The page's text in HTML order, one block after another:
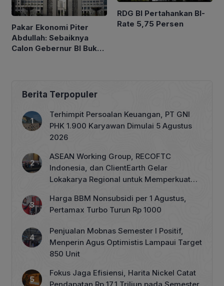
Pakar Ekonomi Piter
Abdullah: Sebaiknya
Calon Gebernur BI Bukan
RDG BI Pertahankan BI-
Rate 5,75 Persen
Berita Terpopuler
Terhimpit Persoalan Keuangan, PT GNI
PHK 1.900 Karyawan Dimulai 5 Agustus
2026
ASEAN Working Group, RECOFTC
Indonesia, dan ClientEarth Gelar
Lokakarya Regional untuk Memperkuat
Harga BBM Nonsubsidi per 1 Agustus,
Pertamax Turbo Turun Rp 1000
Penjualan Mobnas Semester I Positif,
Menperin Agus Optimistis Lampaui Target
850 Unit
Fokus Jaga Efisiensi, Harita Nickel Catat